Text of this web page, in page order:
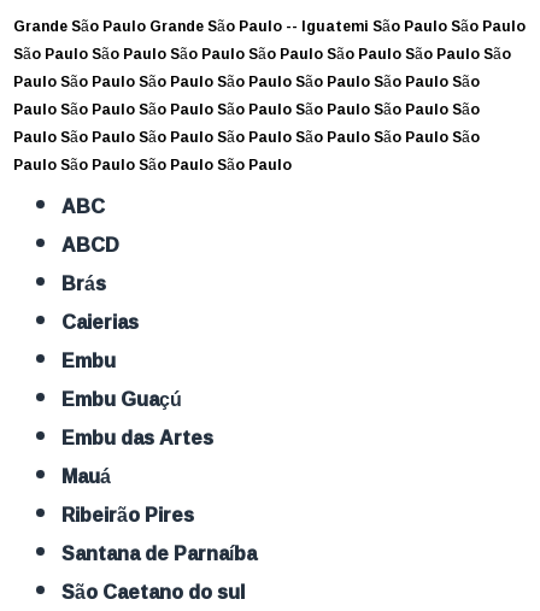
Grande São PauloGrande São Paulo -- IguatemiSão PauloSão Paulo
São PauloSão PauloSão PauloSão PauloSão PauloSão PauloSão
PauloSão PauloSão PauloSão PauloSão PauloSão PauloSão
PauloSão PauloSão PauloSão PauloSão PauloSão PauloSão
PauloSão PauloSão PauloSão PauloSão PauloSão PauloSão
PauloSão PauloSão PauloSão Paulo
ABC
ABCD
Brás
Caierias
Embu
Embu Guaçú
Embu das Artes
Mauá
Ribeirão Pires
Santana de Parnaíba
São Caetano do sul